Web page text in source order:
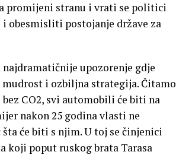
promijeni stranu i vrati se politici
obesmisliti postojanje države za
upozorenje gdje
i ozbiljna strategija. Čitamo
CO2, svi automobili će biti na
nakon 25 godina vlasti ne
će biti s njim. U toj se činjenici
koji poput ruskog brata Tarasa